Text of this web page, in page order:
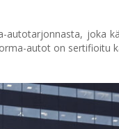
autotarjonnasta, joka
autot on sertifioitu